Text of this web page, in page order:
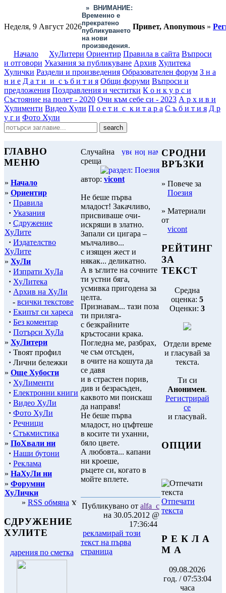
Неделя, 9 Август 2026
»
ВНИМАНИЕ:
Временно е
прекратено
публикуването
на нови
произведения.
Привет, Anonymous »
Начало ХуЛитери Ориентир Правила в сайта Въпроси
и отговори Указания за публикуване Архив Хулитека
Хулички Раздели и произведения Образователен форум З н а
н и е Д а т и и с ъ б и т и я Общи форуми Въпроси и
предложения Поздравления и честитки К о н к у р с и
Състояние на полет - 2020 Очи към себе си - 2023 А р х и в и
Хулименти Видео Хули П о е т и с к и т а р а С ъ б и т и я Д р
у г и Фото Хули
ГЛАВНО
МЕНЮ
» Начало
» Ориентир
· Правила
· Указания
· Сдружение
ХуЛите
· Издателство
ХуЛите
» ХуЛи
· Изпрати ХуЛа
· ХуЛитека
· Архив на ХуЛи
- всички текстове
· Екипът си хареса
· Без коментар
· Потърси ХуЛа
» ХуЛитери
· Твоят профил
· Лични бележки
» Още Хубости
· ХуЛименти
· Електронни книги
· Видео ХуЛи
· Фото ХуЛи
· Речници
· Стъкмистика
» ПоХвали ни
· Наши бутони
· Реклама
» НаХуЛи ни
» Форумни
ХуЛички
» RSS обмяна
СДРУЖЕНИЕ
ХУЛИТЕ
дарения по сметка
Случайна
среща
автор: vicont
Не беше първа
младост! Закачливо,
присвиваше очи-
искряши в златно.
Запали си цигара –
мълчаливо...
с изящен жест и
някак... деликатно.
А в ъглите на сочните
ти устни бяга,
усмивка пригодена за
целта.
Признавам... тази поза
ти приляга-
с безкрайните
кръстосани крака.
Погледна ме, разбрах,
че съм отсъден,
в очите на кошута да
се давя
и в страстен порив,
див и безрасъден,
каквото ми поискаш
да направя!
Не беше първа
младост, но цъфтеше
в косите ти уханни,
бяло цвете.
А любовта... капани
ни кроеше,
ръцете си, когато в
мойте вплете.
Публикувано от alfa_c
на 30.05.2012 @
17:36:44
рекламирай този
текст на първа
страница
СРОДНИ
ВРЪЗКИ
» Повече за
Поезия
» Материали
от
vicont
РЕЙТИНГ
ЗА
ТЕКСТ
Средна
оценка: 5
Оценки: 3
Отдели време
и гласувай за
текста.
Ти си
Анонимен.
Регистрирай
се
и гласувай.
ОПЦИИ
Отпечати
текста
Р Е К Л А
М А
09.08.2026
год. / 07:53:04
часа